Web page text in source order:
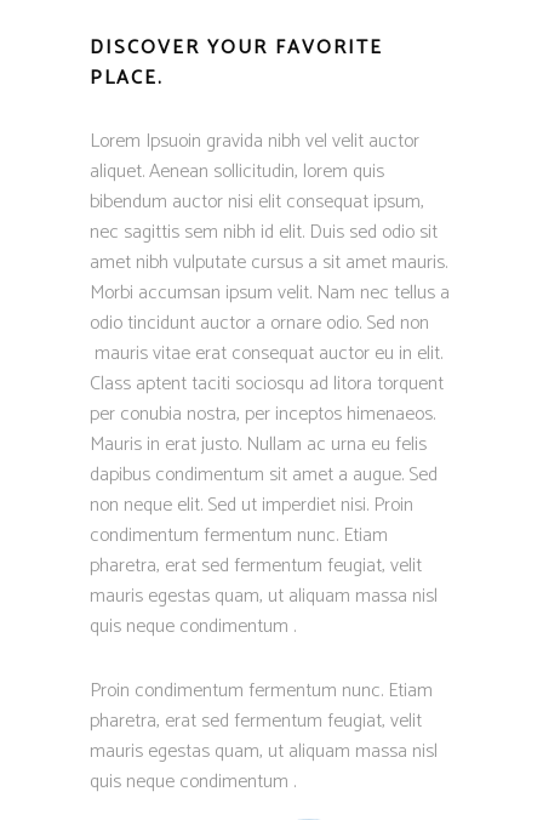
DISCOVER YOUR FAVORITE
PLACE.
Lorem Ipsuoin gravida nibh vel velit auctor
aliquet. Aenean sollicitudin, lorem quis
bibendum auctor nisi elit consequat ipsum,
nec sagittis sem nibh id elit. Duis sed odio sit
amet nibh vulputate cursus a sit amet mauris.
Morbi accumsan ipsum velit. Nam nec tellus a
odio tincidunt auctor a ornare odio. Sed non
mauris vitae erat consequat auctor eu in elit.
Class aptent taciti sociosqu ad litora torquent
per conubia nostra, per inceptos himenaeos.
Mauris in erat justo. Nullam ac urna eu felis
dapibus condimentum sit amet a augue. Sed
non neque elit. Sed ut imperdiet nisi. Proin
condimentum fermentum nunc. Etiam
pharetra, erat sed fermentum feugiat, velit
mauris egestas quam, ut aliquam massa nisl
quis neque condimentum .
Proin condimentum fermentum nunc. Etiam
pharetra, erat sed fermentum feugiat, velit
mauris egestas quam, ut aliquam massa nisl
quis neque condimentum .